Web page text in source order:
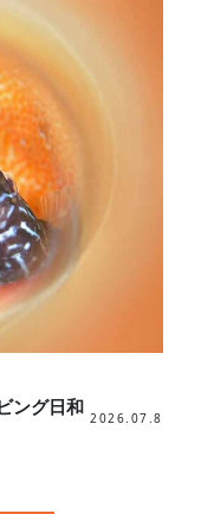
ング日和 2026.07.8